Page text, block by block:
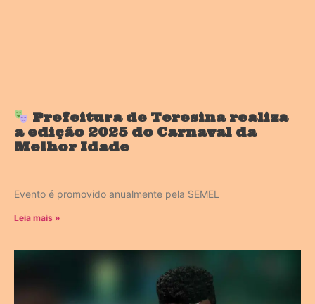
Prefeitura de Teresina realiza
a edição 2025 do Carnaval da
Melhor Idade
Evento é promovido anualmente pela SEMEL
Leia mais »